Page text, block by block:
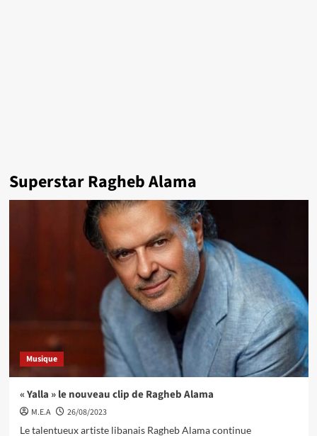
Superstar Ragheb Alama
Musique
« Yalla » le nouveau clip de Ragheb Alama
M.E.A
26/08/2023
Le talentueux artiste libanais Ragheb Alama continue